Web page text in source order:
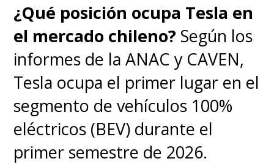
¿Qué posición ocupa Tesla en
el mercado chileno? Según los
informes de la ANAC y CAVEN,
Tesla ocupa el primer lugar en el
segmento de vehículos 100%
eléctricos (BEV) durante el
primer semestre de 2026.